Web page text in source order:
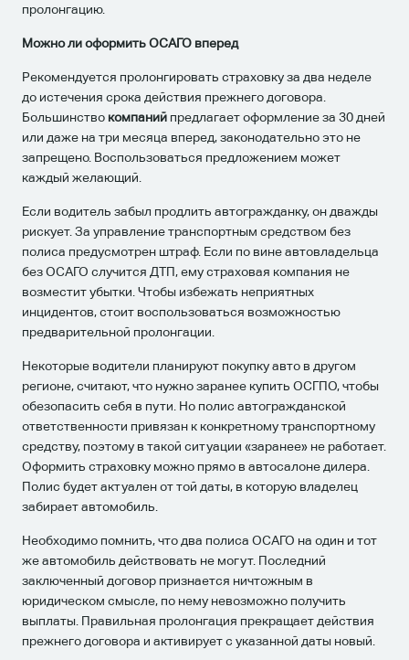
пролонгацию.
Можно ли оформить ОСАГО вперед
Рекомендуется пролонгировать страховку за два неделе
до истечения срока действия прежнего договора.
Большинство компаний предлагает оформление за 30 дней
или даже на три месяца вперед, законодательно это не
запрещено. Воспользоваться предложением может
каждый желающий.
Если водитель забыл продлить автогражданку, он дважды
рискует. За управление транспортным средством без
полиса предусмотрен штраф. Если по вине автовладельца
без ОСАГО случится ДТП, ему страховая компания не
возместит убытки. Чтобы избежать неприятных
инцидентов, стоит воспользоваться возможностью
предварительной пролонгации.
Некоторые водители планируют покупку авто в другом
регионе, считают, что нужно заранее купить ОСГПО, чтобы
обезопасить себя в пути. Но полис автогражданской
ответственности привязан к конкретному транспортному
средству, поэтому в такой ситуации «заранее» не работает.
Оформить страховку можно прямо в автосалоне дилера.
Полис будет актуален от той даты, в которую владелец
забирает автомобиль.
Необходимо помнить, что два полиса ОСАГО на один и тот
же автомобиль действовать не могут. Последний
заключенный договор признается ничтожным в
юридическом смысле, по нему невозможно получить
выплаты. Правильная пролонгация прекращает действия
прежнего договора и активирует с указанной даты новый.